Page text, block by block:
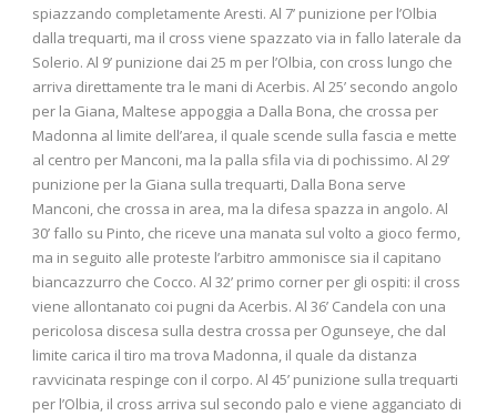
spiazzando completamente Aresti. Al 7’ punizione per l’Olbia
dalla trequarti, ma il cross viene spazzato via in fallo laterale da
Solerio. Al 9’ punizione dai 25 m per l’Olbia, con cross lungo che
arriva direttamente tra le mani di Acerbis. Al 25’ secondo angolo
per la Giana, Maltese appoggia a Dalla Bona, che crossa per
Madonna al limite dell’area, il quale scende sulla fascia e mette
al centro per Manconi, ma la palla sfila via di pochissimo. Al 29’
punizione per la Giana sulla trequarti, Dalla Bona serve
Manconi, che crossa in area, ma la difesa spazza in angolo. Al
30’ fallo su Pinto, che riceve una manata sul volto a gioco fermo,
ma in seguito alle proteste l’arbitro ammonisce sia il capitano
biancazzurro che Cocco. Al 32’ primo corner per gli ospiti: il cross
viene allontanato coi pugni da Acerbis. Al 36’ Candela con una
pericolosa discesa sulla destra crossa per Ogunseye, che dal
limite carica il tiro ma trova Madonna, il quale da distanza
ravvicinata respinge con il corpo. Al 45’ punizione sulla trequarti
per l’Olbia, il cross arriva sul secondo palo e viene agganciato di